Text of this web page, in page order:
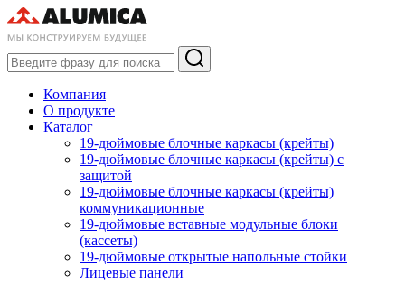
Компания
О продукте
Каталог
19-дюймовые блочные каркасы (крейты)
19-дюймовые блочные каркасы (крейты) с
защитой
19-дюймовые блочные каркасы (крейты)
коммуникационные
19-дюймовые вставные модульные блоки
(кассеты)
19-дюймовые открытые напольные стойки
Лицевые панели